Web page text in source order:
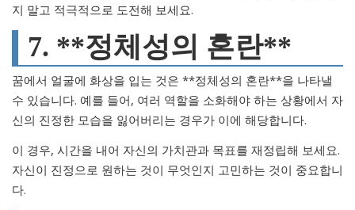
지 말고 적극적으로 도전해 보세요.
7. **정체성의 혼란**
꿈에서 얼굴에 화상을 입는 것은 **정체성의 혼란**을 나타낼
수 있습니다. 예를 들어, 여러 역할을 소화해야 하는 상황에서 자
신의 진정한 모습을 잃어버리는 경우가 이에 해당합니다.
이 경우, 시간을 내어 자신의 가치관과 목표를 재정립해 보세요.
자신이 진정으로 원하는 것이 무엇인지 고민하는 것이 중요합니
다.